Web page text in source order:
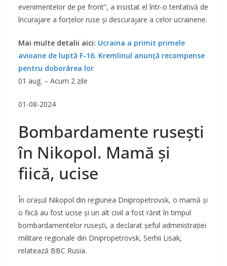
evenimentelor de pe front”, a insistat el într-o tentativă de
încurajare a forțelor ruse și descurajare a celor ucrainene.
Mai multe detalii aici: Ucraina a primit primele
avioane de luptă F-16. Kremlinul anunță recompense
pentru doborârea lor
01 aug. – Acum 2 zile
01-08-2024
Bombardamente rusești
în Nikopol. Mamă și
fiică, ucise
În orașul Nikopol din regiunea Dnipropetrovsk, o mamă și
o fiică au fost ucise și un alt civil a fost rănit în timpul
bombardamentelor rusești, a declarat șeful administrației
militare regionale din Dnipropetrovsk, Serhii Lisak,
relatează BBC Rusia.